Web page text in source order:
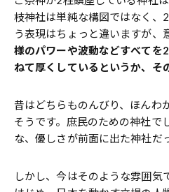
枝神社は単純な構図ではなく
う表現はちょっと違いますが、
様のパワーや波動などすべてを
ねて厚くしているというか、そ
昔はどちらものんびり、ほんわ
そうです。庶民のための神社で
な、優しさが前面に出た神社だ
しかし、今はそのような雰囲気